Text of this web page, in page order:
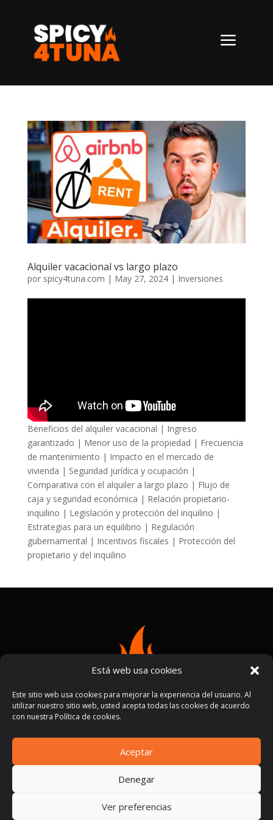
Está web usa cookies
Este sitio web usa cookies para mejorar la experiencia del usuario. Al
utilizar nuestro sitio web, usted acepta todas las cookies de acuerdo
con nuestra Política de cookies.
Aceptar
Denegar
Ver preferencias
a
Alquiler vacacional vs largo plazo
por spicy4tuna.com | May 27, 2024| Inversiones
Beneficios del alquiler vacacional | Ingreso
garantizado | Menor uso de la propiedad | Frecuencia
de mantenimiento | Impacto en el mercado de
vivienda | Seguridad jurídica y ocupación |
Comparativa con el alquiler a largo plazo | Flujo de
caja y seguridad económica | Relación propietario-
inquilino | Legislación y protección del inquilino |
Estrategias para un equilibrio | Regulación
gubernamental | Incentivos fiscales | Protección del
propietario y del inquilino
Términos y condiciones|Políticas de privacidad